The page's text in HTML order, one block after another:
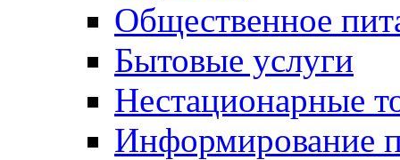
Общественное
Бытовые услуги
Нестационарные
Информирование